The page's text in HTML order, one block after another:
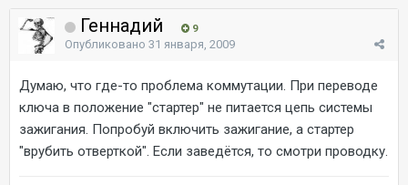
Геннадий 9
Опубликовано 31 января, 2009
Думаю, что где-то проблема коммутации. При переводе
ключа в положение "стартер" не питается цепь системы
зажигания. Попробуй включить зажигание, а стартер
"врубить отверткой". Если заведётся, то смотри проводку.